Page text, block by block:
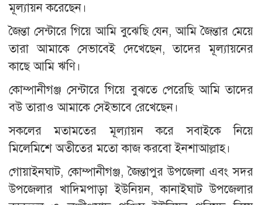
মূল্যায়ন করেছেন।
জৈন্তা সেন্টারে গিয়ে আমি বুঝেছি যেন, আমি জৈন্তার মেয়ে
তারা আমাকে সেভাবেই দেখেছেন, তাদের মূল্যায়নের
কাছে আমি ঋণি।
কোম্পানীগঞ্জ সেন্টারে গিয়ে বুঝতে পেরেছি আমি তাদের
বউ তারাও আমাকে সেইভাবে রেখেছেন।
সকলের মতামতের মূল্যায়ন করে সবাইকে নিয়ে
মিলেমিশে অতীতের মতো কাজ করবো ইনশাআল্লাহ।
গোয়াইনঘাট, কোম্পানীগঞ্জ, জৈন্তাপুর উপজেলা এবং সদর
উপজেলার খাদিমপাড়া ইউনিয়ন, কানাইঘাট উপজেলার